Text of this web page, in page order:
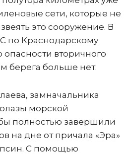
сети, которые не
это сооружение. В
по Краснодарскому
опасности вторичного
берега больше нет.
замначальника
морской
полностью завершили
на дне от причала «Эра»
С помощью